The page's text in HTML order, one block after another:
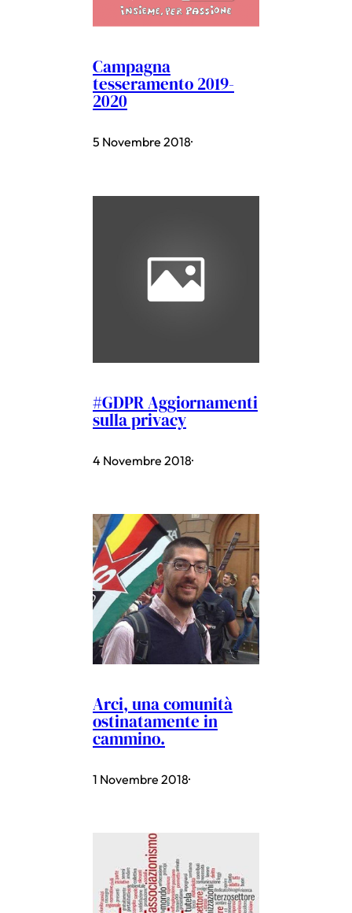
Campagna
tesseramento 2019-
2020
5 Novembre 2018·
#GDPR Aggiornamenti
sulla privacy
4 Novembre 2018·
Arci, una comunità
ostinatamente in
cammino.
1 Novembre 2018·